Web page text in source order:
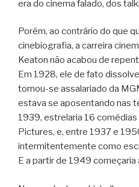
era do cinema falado, dos
Porém, ao contrário do que
cinebiografia, a carreira
Keaton não acabou de
Em 1928, ele de fato
tornou-se assalariado da
estava se aposentando nas
1939, estrelaria 16 comédias
Pictures, e, entre 1937 e
intermitentemente como
E a partir de 1949 começaria